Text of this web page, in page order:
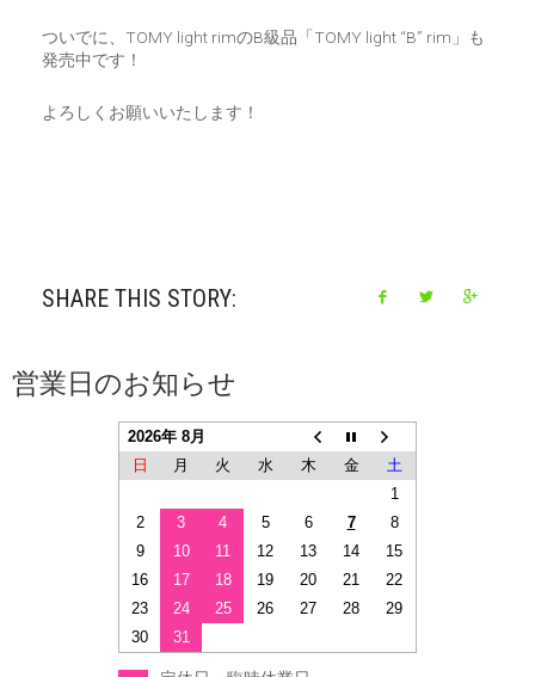
ついでに、TOMY light rimのB級品「TOMY light “B” rim」も
発売中です！
よろしくお願いいたします！
SHARE THIS STORY:
営業日のお知らせ
2026年 8月
日
月 火 水 木 金
土
1
2
3 4 5 6 7
8
9
10 11 12 13 14
15
16
17 18 19 20 21
22
23
24 25 26 27 28
29
30
31